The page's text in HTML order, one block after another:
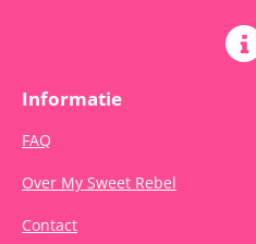
Informatie
FAQ
Over My Sweet Rebel
Contact